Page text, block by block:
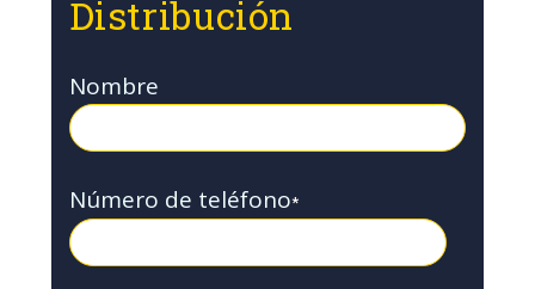
Distribución
Nombre
Número de teléfono*